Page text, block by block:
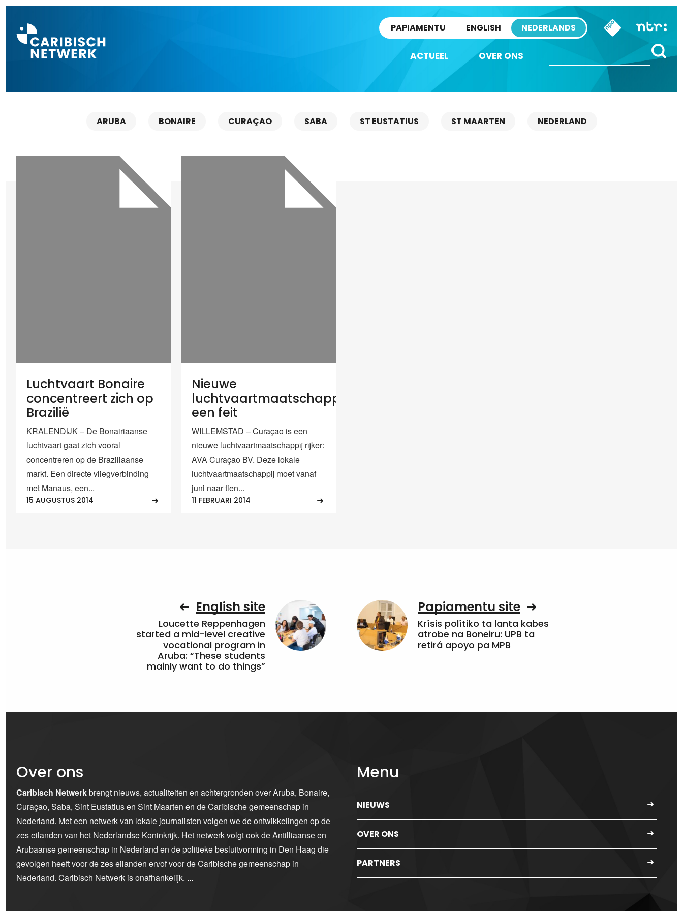
PAPIAMENTU ENGLISH NEDERLANDS
ACTUEEL OVER ONS
ARUBA BONAIRE CURAÇAO SABA ST EUSTATIUS ST MAARTEN NEDERLAND
Luchtvaart Bonaire
concentreert zich op
Brazilië
KRALENDIJK – De Bonairiaanse
luchtvaart gaat zich vooral
concentreren op de Braziliaanse
markt. Een directe vliegverbinding
met Manaus, een...
15 AUGUSTUS 2014
Nieuwe
luchtvaartmaatschappij
een feit
WILLEMSTAD – Curaçao is een
nieuwe luchtvaartmaatschappij rijker:
AVA Curaçao BV. Deze lokale
luchtvaartmaatschappij moet vanaf
juni naar tien...
11 FEBRUARI 2014
English site
Loucette Reppenhagen
started a mid-level creative
vocational program in
Aruba: “These students
mainly want to do things”
Papiamentu site
Krísis polítiko ta lanta kabes
atrobe na Boneiru: UPB ta
retirá apoyo pa MPB
Over ons
Caribisch Netwerkbrengt nieuws, actualiteiten en achtergronden over Aruba, Bonaire,
Curaçao, Saba, Sint Eustatius en Sint Maarten en de Caribische gemeenschap in
Nederland. Met een netwerk van lokale journalisten volgen we de ontwikkelingen op de
zes eilanden van het Nederlandse Koninkrijk. Het netwerk volgt ook de Antilliaanse en
Arubaanse gemeenschap in Nederland en de politieke besluitvorming in Den Haag die
gevolgen heeft voor de zes eilanden en/of voor de Caribische gemeenschap in
Nederland. Caribisch Netwerk is onafhankelijk. ...
Menu
NIEUWS
OVER ONS
PARTNERS